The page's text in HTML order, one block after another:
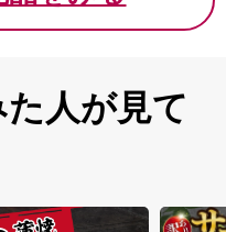
人が見て